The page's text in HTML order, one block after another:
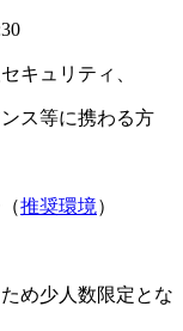
キュリティ、
等に携わる方
推奨環境）
少人数限定とな